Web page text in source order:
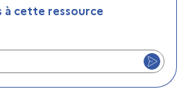
à cette ressource